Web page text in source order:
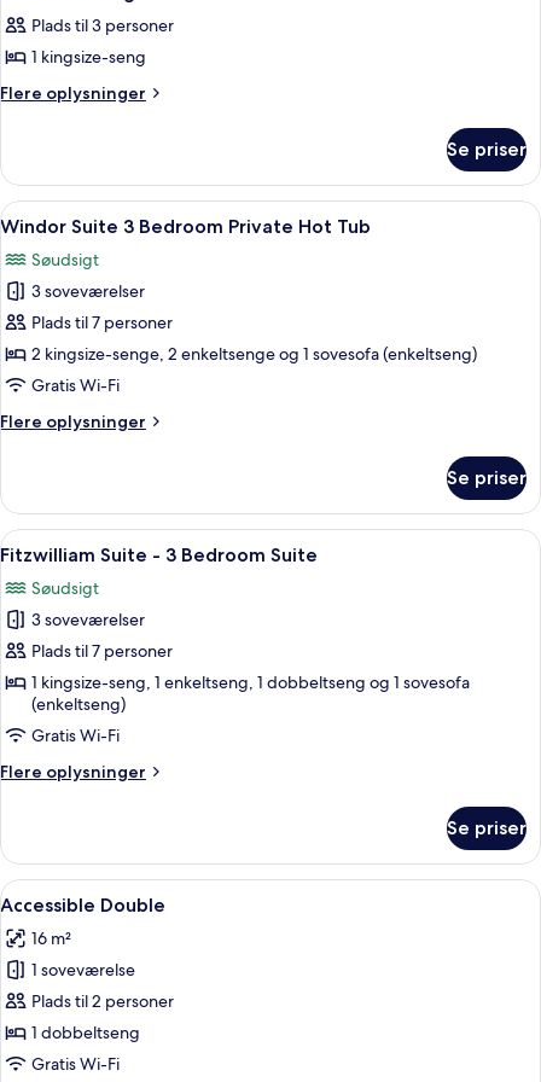
alle
billeder
af
Lake
Plads til 3 personer
1 kingsize-seng
Flere oplysninger
Flere
View
King
Se priser
Indlæs
alle
billeder
af
Windor
Suite
3
Private
Et soveværelse med seng,
11
Windor Suite 3 Bedroom Private Hot Tub
Søudsigt
3 soveværelser
Plads til 7 personer
2 kingsize-senge, 2 enkeltsenge og 1 sovesofa (enkeltseng)
Gratis Wi-Fi
Flere oplysninger
Flere
Suite
Bedroom
Hot
Tub
Se priser
Indlæs
alle
billeder
af
Fitzwilliam
Suite
3
Bedroom
Et soveværelse med en stor seng,
7
Fitzwilliam Suite - 3 Bedroom Suite
Søudsigt
3 soveværelser
Plads til 7 personer
1 kingsize-seng, 1 enkeltseng, 1 dobbeltseng og 1 sovesofa
(enkeltseng)
Gratis Wi-Fi
Flere oplysninger
Flere
Suite
3
Suite
Se priser
Indlæs
alle
billeder
af
Accessible
Double
Et hotelværelse med en seng, en
4
Accessible Double
16 m²
1 soveværelse
Plads til 2 personer
1 dobbeltseng
Gratis Wi-Fi